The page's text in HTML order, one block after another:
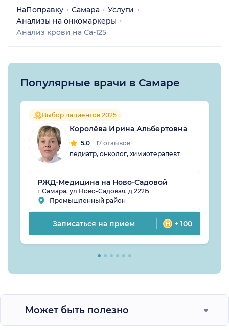
НаПоправку Самара
Услуги
Анализы на онкомаркеры
Анализ крови на Са-125
Популярные врачи в Самаре
Выбор пациентов 2025
Королёва Ирина Альбертовна
5.0
17 отзывов
педиатр, онколог, химиотерапевт
РЖД-Медицина на Ново-Садовой
г Самара, ул Ново-Садовая, д 222Б
Промышленный район
Записаться на прием + 100
Может быть полезно